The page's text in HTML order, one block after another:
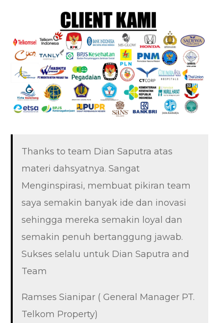
Thanks to team Dian Saputra atas
materi dahsyatnya. Sangat
Menginspirasi, membuat pikiran team
saya semakin banyak ide dan inovasi
sehingga mereka semakin loyal dan
semakin penuh bertanggung jawab.
Sukses selalu untuk Dian Saputra and
Team
Ramses Sianipar ( General Manager PT.
Telkom Property)